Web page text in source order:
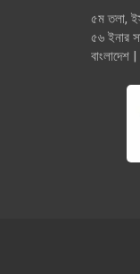
৫ম তলা,
৫৬ ইনার
বাংলাদেশ |